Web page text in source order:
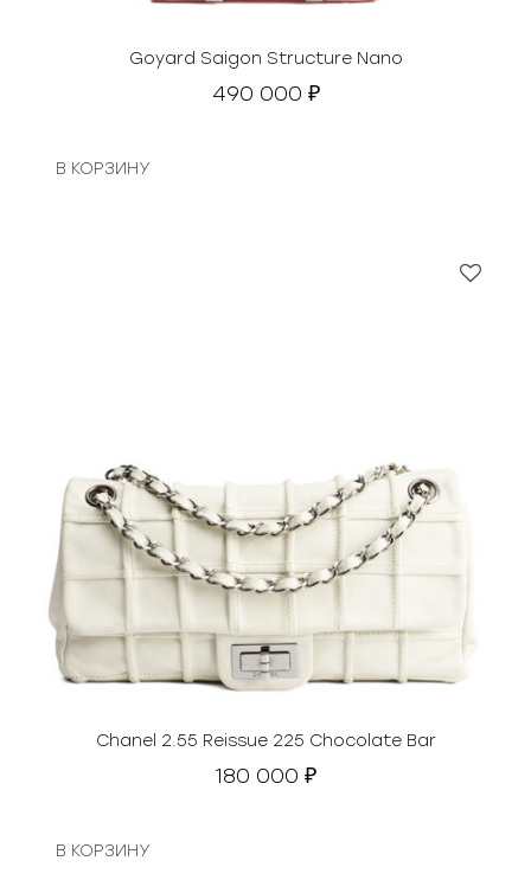
Goyard Saigon Structure Nano
490 000 ₽
В КОРЗИНУ
Chanel 2.55 Reissue 225 Chocolate Bar
180 000 ₽
В КОРЗИНУ